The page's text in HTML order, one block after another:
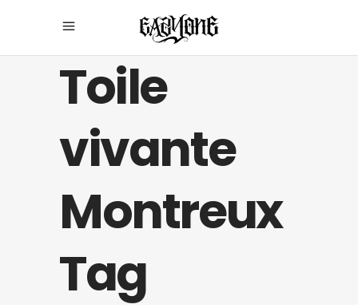
Toile
vivante
Montreux
Tag